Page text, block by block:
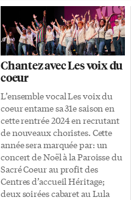
inventifs et réussis. Cette
année, le groupe mettra l’accent
sur les années 70 ainsi que sur
des chansons en hommage aux
grands artistes disparus. Il y
aura de plus, un volet surprise
dont la thématique en étonnera
plus d’un! «Le répertoire de
cette nouvelle saison saura une
fois de plus plaire aux choristes
et au public par sa diversité et
son audace», […]
Chantez avec Les voix du
coeur
L’ensemble vocal Les voix du
coeur entame sa 31e saison en
cette rentrée 2024 en recrutant
de nouveaux choristes. Cette
année sera marquée par: un
concert de Noël à la Paroisse du
Sacré Coeur au profit des
Centres d’accueil Héritage;
deux soirées cabaret au Lula